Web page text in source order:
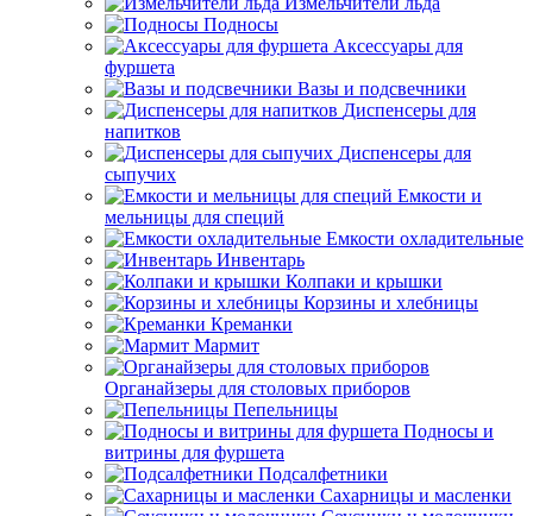
Подносы
Аксессуары для
фуршета
Вазы и подсвечники
Диспенсеры для
напитков
Диспенсеры для
сыпучих
Емкости и
мельницы для специй
Емкости охладительные
Инвентарь
Колпаки и крышки
Корзины и хлебницы
Креманки
Мармит
Органайзеры для столовых приборов
Пепельницы
Подносы и
витрины для фуршета
Подсалфетники
Сахарницы и масленки